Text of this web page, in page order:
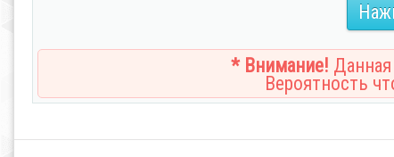
* Внимание!
Вероятность